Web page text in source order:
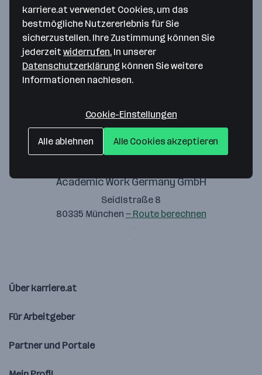
Bitte stimme unseren Cookie-
Richtlinien zu, um diese Karte
anzuzeigen.
Academic Work Germany GmbH
Seidlstraße 8
80335 München — Route berechnen
Über karriere.at
Für Arbeitgeber
Partner und Portale
karriere.at verwendet Cookies, um das
bestmögliche Nutzererlebnis für Sie
sicherzustellen. Ihre Zustimmung können Sie
jederzeitwiderrufen. In unserer
Datenschutzerklärung können Sie weitere
Informationen nachlesen.
Cookie-Einstellungen
Alle ablehnen Alle Cookies akzeptieren